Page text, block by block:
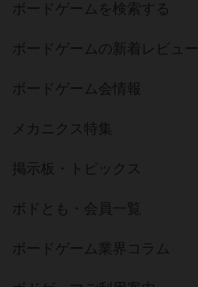
ボードゲームを検索する
ボードゲームの新着レビュー
ボードゲーム会情報
メカニクス特集
掲示板・トピックス
ボドとも・会員一覧
ボードゲーム業界コラム